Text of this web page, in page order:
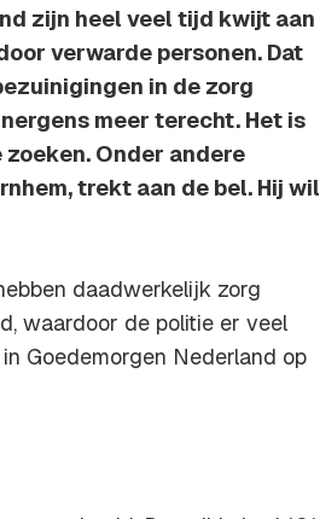
zijn heel veel tijd kwijt aan
verwarde personen. Dat
in de zorg
meer terecht. Het is
Onder andere
trekt aan de bel. Hij wil
daadwerkelijk zorg
waardoor de politie er veel
Goedemorgen Nederland op